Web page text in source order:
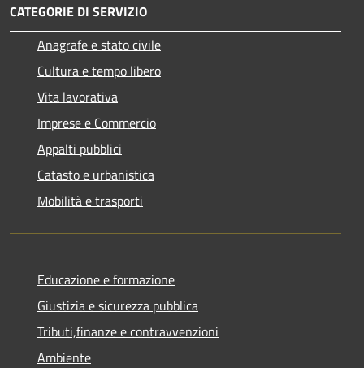
CATEGORIE DI SERVIZIO
Anagrafe e stato civile
Cultura e tempo libero
Vita lavorativa
Imprese e Commercio
Appalti pubblici
Catasto e urbanistica
Mobilità e trasporti
Educazione e formazione
Giustizia e sicurezza pubblica
Tributi,finanze e contravvenzioni
Ambiente